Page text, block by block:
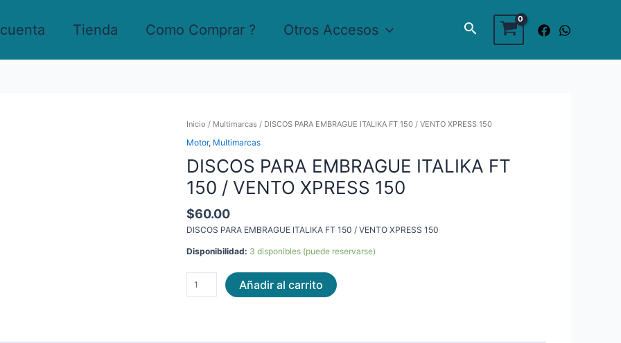
Tienda Como Comprar ? Otros Accesos Buscar
Inicio / Multimarcas / DISCOS PARA EMBRAGUE ITALIKA FT 150 / VENTO XPRESS 150
Motor, Multimarcas
DISCOS PARA EMBRAGUE ITALIKA FT
150 / VENTO XPRESS 150
$60.00
DISCOS PARA EMBRAGUE ITALIKA FT 150 / VENTO XPRESS 150
Disponibilidad: 3 disponibles (puede reservarse)
DISCOS
PARA
EMBRAGUE
ITALIKA
150
VENTO
XPRESS
cantidad
Añadir al carrito